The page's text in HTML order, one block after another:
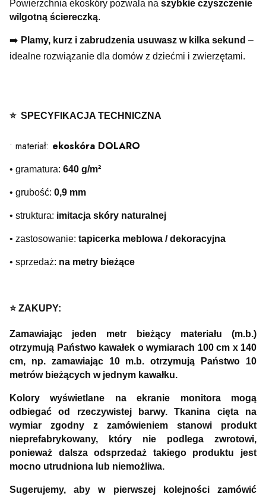
Powierzchnia ekoskóry pozwala na szybkie czyszczenie
wilgotną ściereczką.
➡️ Plamy, kurz i zabrudzenia usuwasz w kilka sekund –
idealne rozwiązanie dla domów z dziećmi i zwierzętami.
⭐️ SPECYFIKACJA TECHNICZNA
• materiał: ekoskóra DOLARO
• gramatura: 640 g/m²
• grubość: 0,9 mm
• struktura: imitacja skóry naturalnej
• zastosowanie: tapicerka meblowa / dekoracyjna
• sprzedaż: na metry bieżące
⭐️ ZAKUPY:
Zamawiając jeden metr bieżący materiału (m.b.)
otrzymują Państwo kawałek o wymiarach 100 cm x 140
cm, np. zamawiając 10 m.b. otrzymują Państwo 10
metrów bieżących w jednym kawałku.
Kolory wyświetlane na ekranie monitora mogą
odbiegać od rzeczywistej barwy. Tkanina cięta na
wymiar zgodny z zamówieniem stanowi produkt
nieprefabrykowany, który nie podlega zwrotowi,
ponieważ dalsza odsprzedaż takiego produktu jest
mocno utrudniona lub niemożliwa.
Sugerujemy, aby w pierwszej kolejności zamówić